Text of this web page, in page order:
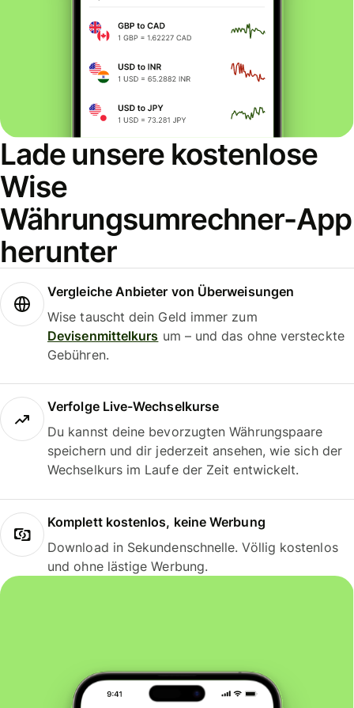
Lade unsere kostenlose
Wise
Währungsumrechner-App
herunter
Vergleiche Anbieter von Überweisungen
Wise tauscht dein Geld immer zum
Devisenmittelkurs um – und das ohne versteckte
Gebühren.
Verfolge Live-Wechselkurse
Du kannst deine bevorzugten Währungspaare
speichern und dir jederzeit ansehen, wie sich der
Wechselkurs im Laufe der Zeit entwickelt.
Komplett kostenlos, keine Werbung
Download in Sekundenschnelle. Völlig kostenlos
und ohne lästige Werbung.